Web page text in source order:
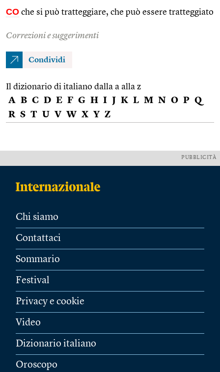
CO che si può tratteggiare, che può essere tratteggiato
Correzioni e suggerimenti
Condividi
Il dizionario di italiano dalla a alla z
A B C D E F G H I J K L M N O P Q
R S T U V W X Y Z
PUBBLICITÀ
Chi siamo
Contattaci
Sommario
Festival
Privacy e cookie
Video
Dizionario italiano
Oroscopo